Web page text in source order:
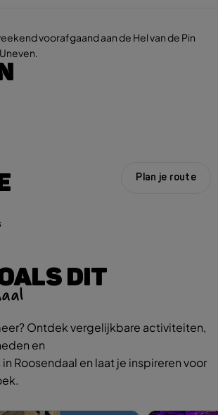
voorafgaand aan de Hel van de Pin
Plan je route
DIT
Ontdek vergelijkbare activiteiten,
en
Roosendaal en laat je inspireren voor